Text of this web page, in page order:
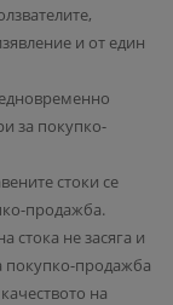
и от един
за покупко-
стоки се
продажба.
стока не засяга и
покупко-продажба
на